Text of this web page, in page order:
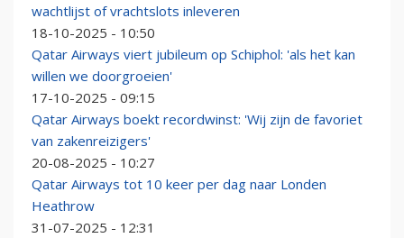
wachtlijst of vrachtslots inleveren
18-10-2025 - 10:50
Qatar Airways viert jubileum op Schiphol: 'als het kan
willen we doorgroeien'
17-10-2025 - 09:15
Qatar Airways boekt recordwinst: 'Wij zijn de favoriet
van zakenreizigers'
20-08-2025 - 10:27
Qatar Airways tot 10 keer per dag naar Londen
Heathrow
31-07-2025 - 12:31